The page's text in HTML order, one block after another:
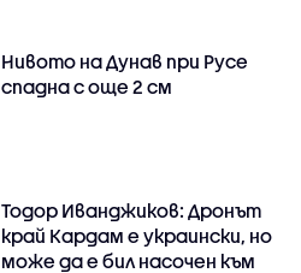
Нивото на Дунав при Русе
спадна с още 2 см
Тодор Иванджиков: Дронът
край Кардам е украински, но
може да е бил насочен към